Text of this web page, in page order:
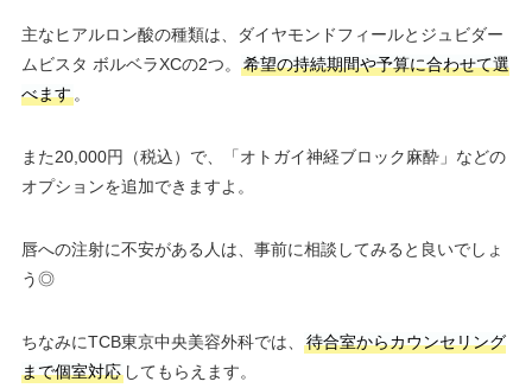
主なヒアルロン酸の種類は、ダイヤモンドフィールとジュビダー
ムビスタ ボルベラXCの2つ。
希望の持続期間や予算に合わせて選
べます。
また20,000円（税込）で、「オトガイ神経ブロック麻酔」などの
オプションを追加できますよ。
唇への注射に不安がある人は、事前に相談してみると良いでしょ
う◎
ちなみにTCB東京中央美容外科では、
待合室からカウンセリング
まで個室対応してもらえます。